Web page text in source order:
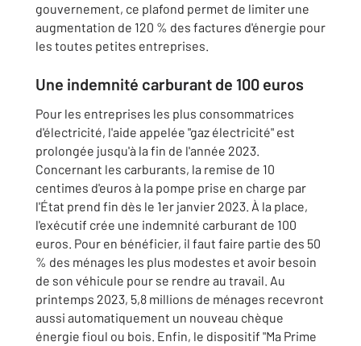
gouvernement, ce plafond permet de limiter une
augmentation de 120 % des factures d'énergie pour
les toutes petites entreprises.
Une indemnité carburant de 100 euros
Pour les entreprises les plus consommatrices
d'électricité, l'aide appelée "gaz électricité" est
prolongée jusqu'à la fin de l'année 2023.
Concernant les carburants, la remise de 10
centimes d'euros à la pompe prise en charge par
l'État prend fin dès le 1er janvier 2023. À la place,
l'exécutif crée une indemnité carburant de 100
euros. Pour en bénéficier, il faut faire partie des 50
% des ménages les plus modestes et avoir besoin
de son véhicule pour se rendre au travail. Au
printemps 2023, 5,8 millions de ménages recevront
aussi automatiquement un nouveau chèque
énergie fioul ou bois. Enfin, le dispositif "Ma Prime